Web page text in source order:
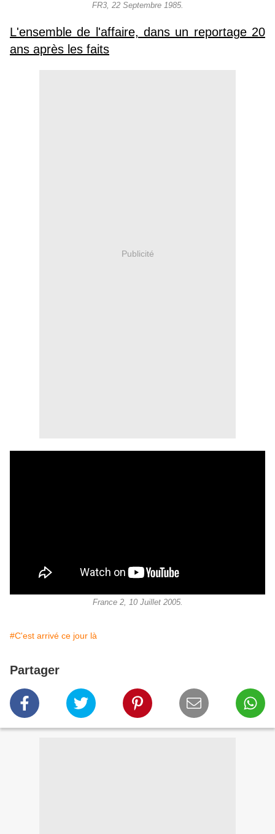
FR3, 22 Septembre 1985.
L'ensemble de l'affaire, dans un reportage 20
ans après les faits
Publicité
France 2, 10 Juillet 2005.
#C'est arrivé ce jour là
Partager